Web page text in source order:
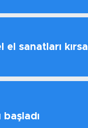
sanatları kırsal